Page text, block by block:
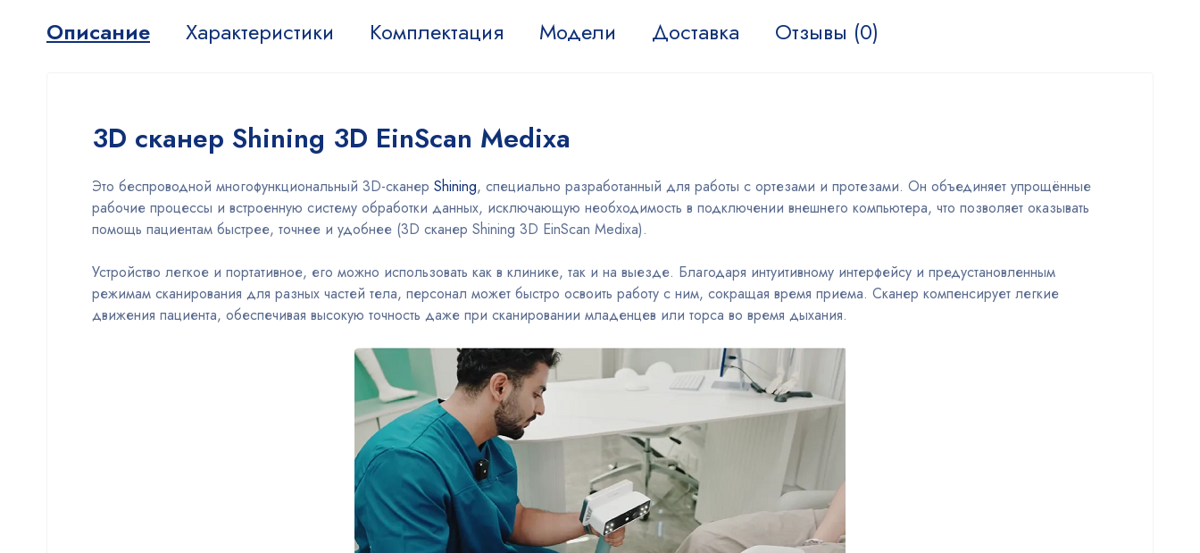
Описание Характеристики Комплектация Модели Доставка Отзывы (0)
3D сканер Shining 3D EinScan Medixa
Это беспроводной многофункциональный 3D-сканер Shining, специально разработанный для работы с ортезами и протезами. Он объединяет упрощённые
рабочие процессы и встроенную систему обработки данных, исключающую необходимость в подключении внешнего компьютера, что позволяет оказывать
помощь пациентам быстрее, точнее и удобнее (3D сканер Shining 3D EinScan Medixa).
Устройство легкое и портативное, его можно использовать как в клинике, так и на выезде. Благодаря интуитивному интерфейсу и предустановленным
режимам сканирования для разных частей тела, персонал может быстро освоить работу с ним, сокращая время приема. Сканер компенсирует легкие
движения пациента, обеспечивая высокую точность даже при сканировании младенцев или торса во время дыхания.